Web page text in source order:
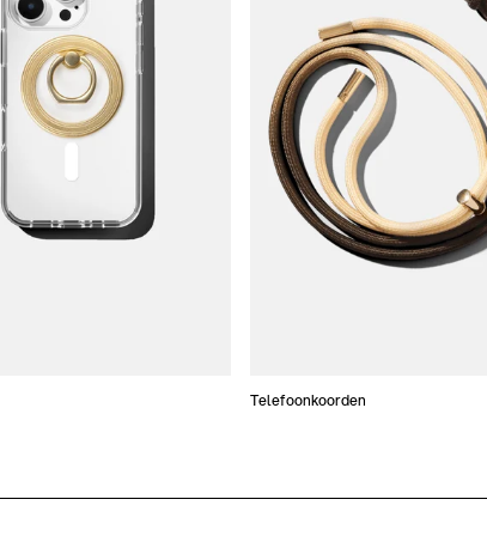
Telefoonkoorden